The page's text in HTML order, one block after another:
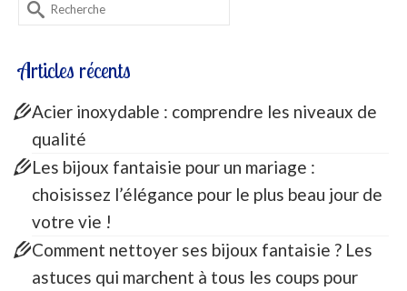
Rechercher :
Articles récents
Acier inoxydable : comprendre les niveaux de
qualité
Les bijoux fantaisie pour un mariage :
choisissez l’élégance pour le plus beau jour de
votre vie !
Comment nettoyer ses bijoux fantaisie ? Les
astuces qui marchent à tous les coups pour